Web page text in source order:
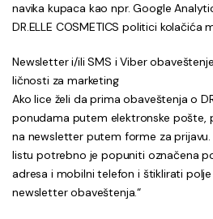
navika kupaca kao npr. Google
DR.ELLE COSMETICS politici
Newsletter i/ili SMS i Viber
ličnosti za marketing
Ako lice želi da prima obaveštenja o
ponudama putem elektronske pošte,
na newsletter putem forme za prijavu.
listu potrebno je popuniti označena
adresa i mobilni telefon i štiklirati
newsletter obaveštenja.“